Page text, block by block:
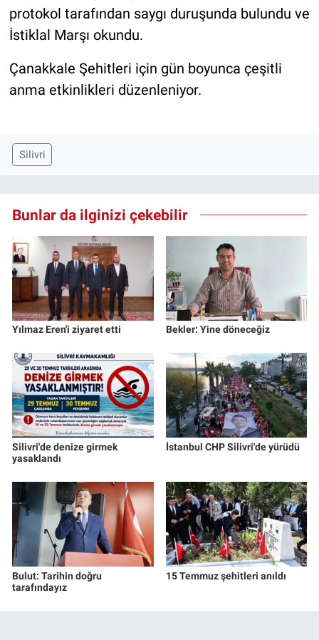
protokol tarafından saygı duruşunda bulundu ve
İstiklal Marşı okundu.
Çanakkale Şehitleri için gün boyunca çeşitli
anma etkinlikleri düzenleniyor.
Silivri
Bunlar da ilginizi çekebilir
Yılmaz Eren'i ziyaret etti Bekler: Yine döneceğiz
Silivri'de denize girmek
yasaklandı
İstanbul CHP Silivri'de yürüdü
Bulut: Tarihin doğru
tarafındayız
15 Temmuz şehitleri anıldı